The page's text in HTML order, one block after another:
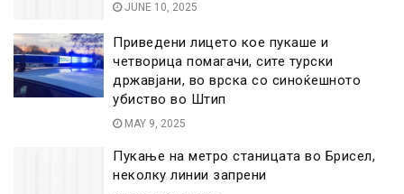
JUNE 10, 2025
Приведени лицето кое пукаше и
четворица помагачи, сите турски
државјани, во врска со синоќешното
убиство во Штип
MAY 9, 2025
Пукање на метро станицата во Брисел,
неколку линии запрени